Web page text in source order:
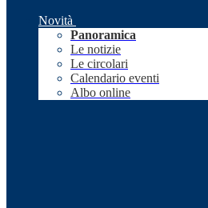
Novità
Panoramica
Le notizie
Le circolari
Calendario eventi
Albo online